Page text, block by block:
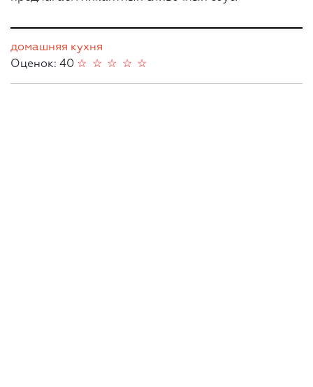
домашняя кухня
Оценок: 40
☆
☆
☆
☆
☆